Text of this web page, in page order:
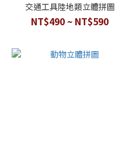
交通工具陸地類立體拼圖
NT$490 ~ NT$590